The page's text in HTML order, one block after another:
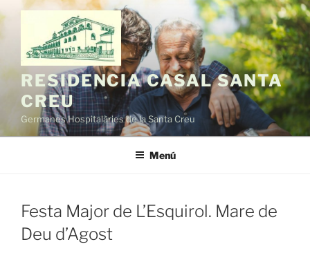
contingut
RESIDENCIA CASAL SANTA
CREU
Germanes Hospitalàries de la Santa Creu
Menú
Festa Major de L’Esquirol. Mare de
Deu d’Agost